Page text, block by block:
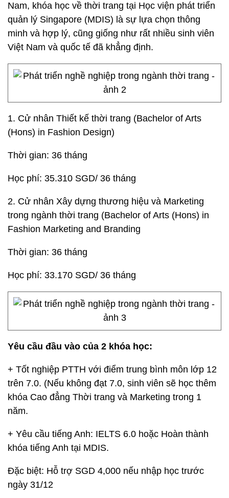
Nam, khóa học về thời trang tại Học viện phát triển
quản lý Singapore (MDIS) là sự lựa chọn thông
minh và hợp lý, cũng giống như rất nhiều sinh viên
Việt Nam và quốc tế đã khẳng định.
1. Cử nhân Thiết kế thời trang (Bachelor of Arts
(Hons) in Fashion Design)
Thời gian: 36 tháng
Học phí: 35.310 SGD/ 36 tháng
2. Cử nhân Xây dựng thương hiệu và Marketing
trong ngành thời trang (Bachelor of Arts (Hons) in
Fashion Marketing and Branding
Thời gian: 36 tháng
Học phí: 33.170 SGD/ 36 tháng
Yêu cầu đầu vào của 2 khóa học:
+ Tốt nghiệp PTTH với điểm trung bình môn lớp 12
trên 7.0. (Nếu không đạt 7.0, sinh viên sẽ học thêm
khóa Cao đẳng Thời trang và Marketing trong 1
năm.
+ Yêu cầu tiếng Anh: IELTS 6.0 hoặc Hoàn thành
khóa tiếng Anh tại MDIS.
Đặc biệt: Hỗ trợ SGD 4,000 nếu nhập học trước
ngày 31/12